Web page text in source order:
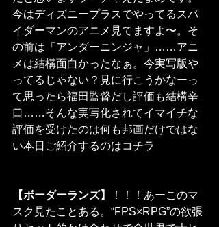
今はディズニープラスでやってるスパ
イダーマンのアニメ見てますよ〜。そ
の前は「アンダーニンジャ」……アニ
メは結構面白かったなぁ。今実写版や
ってるじゃない？見に行こうかなーっ
て思ったら福田監督だし評価も結構辛
口……そんな実写化されてイマイチな
評価を受けたのは何も邦画だけではな
い本日ご紹介するのはコチラ
【ボーダーランズ】
！！！あーこのマ
スク見たことある。“FPS×RPG”の欲張